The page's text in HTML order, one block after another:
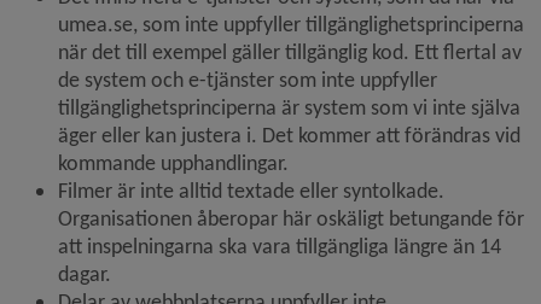
umea.se, som inte uppfyller tillgänglighetsprinciperna
när det till exempel gäller tillgänglig kod. Ett flertal av
de system och e-tjänster som inte uppfyller
tillgänglighets­principerna är system som vi inte själva
äger eller kan justera i. Det kommer att förändras vid
kommande upphandlingar.
Filmer är inte alltid textade eller syntolkade.
Organisationen åberopar här oskäligt betungande för
att inspelningarna ska vara tillgängliga längre än 14
dagar.